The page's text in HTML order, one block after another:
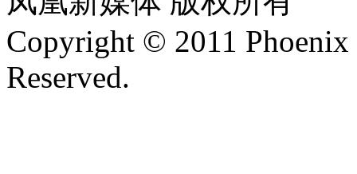
Copyright © 2011
Reserved.